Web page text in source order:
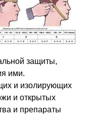
защиты,
ими.
и изолирующих
и открытых
и препараты